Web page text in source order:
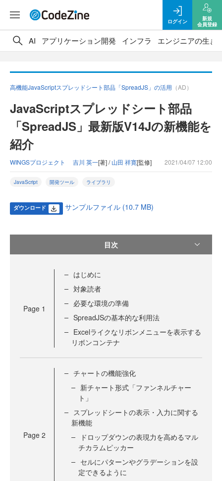
ログイン
新規
会員登録
AI アプリケーション開発 インフラ エンジニアの生き
高機能JavaScriptスプレッドシート部品「SpreadJS」の活用 （AD）
JavaScriptスプレッドシート部品
「SpreadJS」最新版V14Jの新機能を
紹介
WINGSプロジェクト 吉川 英一[著] /山田 祥寛[監修] 2021/04/07 12:00
JavaScript 開発ツール ライブラリ
ダウンロード サンプルファイル (10.7 MB)
目次
Page 1
はじめに
対象読者
必要な環境の準備
SpreadJSの基本的な利用法
Excelライクなリボンメニューを表示する
リボンコンテナ
Page 2
チャートの機能強化
新チャート形式「ファンネルチャー
ト」
スプレッドシートの表示・入力に関する
新機能
ドロップダウンの表現力を高めるマル
チカラムピッカー
セルにパターンやグラデーションを設
定できるように